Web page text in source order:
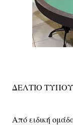
ΔΕΛΤΙΟ ΤΥΠΟΥ
Από ειδική